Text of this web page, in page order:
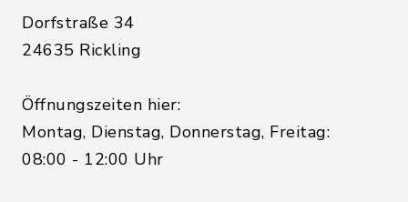
Dorfstraße 34
24635 Rickling
Öffnungszeiten hier:
Montag, Dienstag, Donnerstag, Freitag:
08:00 - 12:00 Uhr